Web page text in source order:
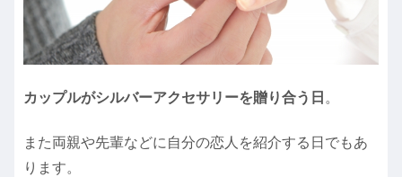
カップルがシルバーアクセサリーを贈り合う日 。
また両親や先輩などに自分の恋人を紹介する日でもあ
ります。